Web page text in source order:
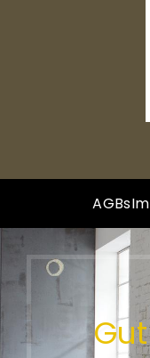
AGBs